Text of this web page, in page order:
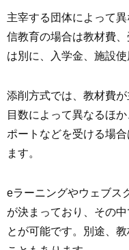
主宰する団体によって
信教育の場合は教材費
は別に、入学金、施設使
添削方式では、教材費
目数によって異なるほ
ポートなどを受ける場
ます。
eラーニングやウェブス
が決まっており、その
とが可能です。別途、